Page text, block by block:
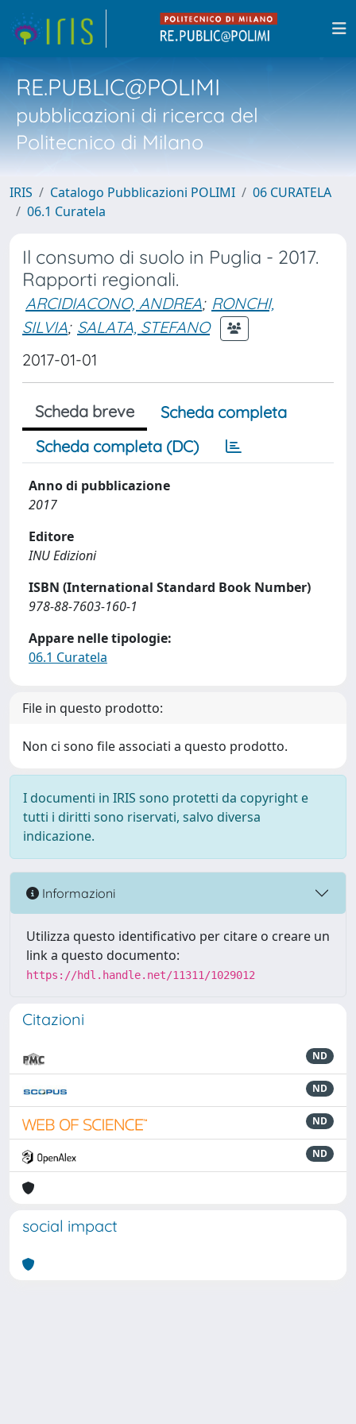
RE.PUBLIC@POLIMI
pubblicazioni di ricerca del
Politecnico di Milano
IRIS Catalogo Pubblicazioni POLIMI
06 CURATELA
06.1 Curatela
Il consumo di suolo in Puglia - 2017.
Rapporti regionali.
ARCIDIACONO, ANDREA; RONCHI,
SILVIA; SALATA, STEFANO
2017-01-01
Scheda breve
Scheda completa
Scheda completa (DC)
Anno di pubblicazione
2017
Editore
INU Edizioni
ISBN (International Standard Book Number)
978-88-7603-160-1
Appare nelle tipologie:
06.1 Curatela
File in questo prodotto:
Non ci sono file associati a questo prodotto.
I documenti in IRIS sono protetti da copyright e
tutti i diritti sono riservati, salvo diversa
indicazione.
Informazioni
Utilizza questo identificativo per citare o creare un
link a questo documento:
https://hdl.handle.net/11311/1029012
Citazioni
ND
ND
ND
ND
social impact